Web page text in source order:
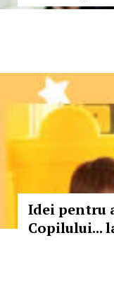
Idei pentru
Copilului...